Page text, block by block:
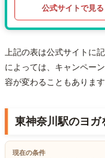
公式サイトで見る
上記の表は公式サイトに
によっては、キャンペー
容が変わることもありま
東神奈川駅のヨガ
現在の条件